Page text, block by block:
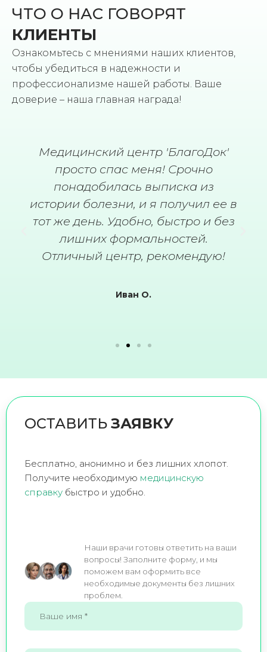
ЧТО О НАС ГОВОРЯТ
КЛИЕНТЫ
Ознакомьтесь с мнениями наших клиентов,
чтобы убедиться в надежности и
профессионализме нашей работы. Ваше
доверие – наша главная награда!
Медицинский центр 'БлагоДок'
просто спас меня! Срочно
понадобилась выписка из
истории болезни, и я получил ее в
тот же день. Удобно, быстро и без
лишних формальностей.
Отличный центр, рекомендую!
Иван О.
ОСТАВИТЬ ЗАЯВКУ
Бесплатно, анонимно и без лишних хлопот.
Получите необходимую медицинскую
справку быстро и удобно.
Наши врачи готовы ответить на ваши
вопросы! Заполните форму, и мы
поможем вам оформить все
необходимые документы без лишних
проблем.